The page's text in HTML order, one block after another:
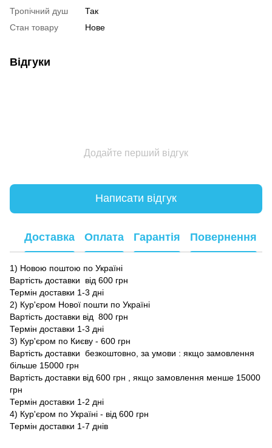
Тропічний душ
Так
Стан товару
Нове
Відгуки
Додайте перший відгук
Написати відгук
Доставка Оплата Гарантія Повернення
1) Новою поштою по Україні
Вартість доставки від 600 грн
Термін доставки 1-3 дні
2) Кур'єром Нової пошти по Україні
Вартість доставки від 800 грн
Термін доставки 1-3 дні
3) Кур'єром по Києву - 600 грн
Вартість доставки безкоштовно, за умови : якщо замовлення
більше 15000 грн
Вартість доставки від 600 грн , якщо замовлення менше 15000
грн
Термін доставки 1-2 дні
4) Кур'єром по Україні - від 600 грн
Термін доставки 1-7 днів